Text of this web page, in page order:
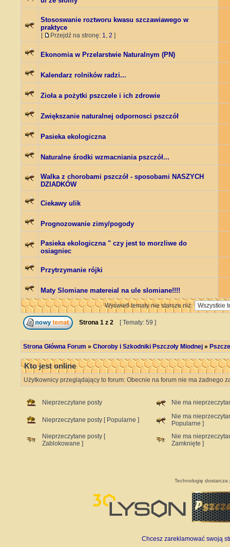
Stososwanie roztworu kwasu szczawiawego w
praktyce
[ Przejdź na stronę: 1, 2 ]
Ekonomia w Przelarstwie Naturalnym (PN)
Kalendarz rolników radzi...
Zioła a pożytki pszczele i ich zdrowie
Zwiększanie naturalnej odpornosci pszczół
Pasieka ekologiczna
Naturalne środki wzmacniania pszczół...
Walka z chorobami pszczół - sposobami NASZYCH
DZIADKÓW
Ciekawy ulik
Prognozowanie zimy/pogody
Pasieka ekologiczna " czy jest to morzliwe do
osiagniec
Przytrzymanie rójki
Maty Slomiane matereial na ule slomiane!!!!
Wyświetl tematy nie starsze niż:
Strona 1 z 2 [ Tematy: 59 ]
Strona Główna Forum » Choroby i Szkodniki Pszczoły Miodnej »
Kto jest online
Użytkownicy przeglądający to forum: Obecnie na forum nie ma żadnego
Nieprzeczytane posty Nie ma
Nieprzeczytane posty [ Popularne ]
Nie ma
Popularne ]
Nieprzeczytane posty [
Zablokowane ]
Nie ma
Zamknięte ]
Technologię dostarcza
Chcesz zareklamować swoją